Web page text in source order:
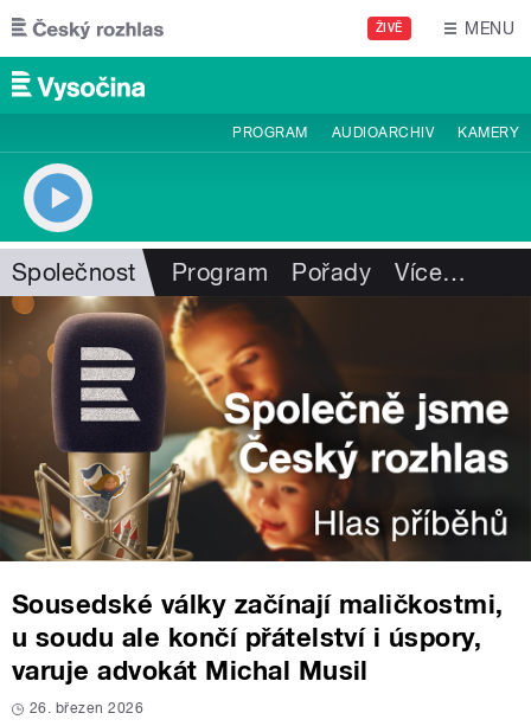
Přejít k hlavnímu obsahu
ŽIVĚ MENU
PROGRAM AUDIOARCHIV KAMERY
Společnost Program Pořady Více…
Sousedské války začínají maličkostmi,
u soudu ale končí přátelství i úspory,
varuje advokát Michal Musil
26. březen 2026